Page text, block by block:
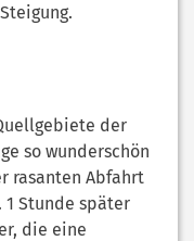
der
so wunderschön
rasanten Abfahrt
Stunde später
die eine